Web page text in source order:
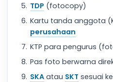
TDP (fotocopy)
Kartu tanda anggota
perusahaan
KTP para pengurus
Pas foto berwarna
SKA atau SKT sesuai